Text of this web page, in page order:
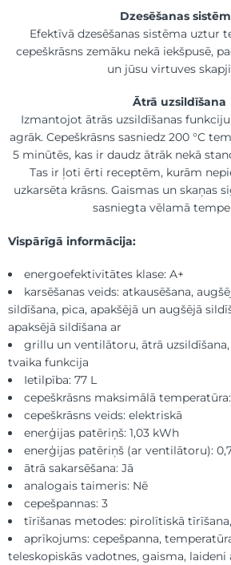
Dzesēšanas
Efektīvā dzesēšanas sistēma uztur
cepeškrāsns zemāku nekā iekšpusē,
un jūsu virtuves
Ātrā uzsildīšana
Izmantojot ātrās uzsildīšanas
agrāk. Cepeškrāsns sasniedz 200 °C
5 minūtēs, kas ir daudz ātrāk nekā
Tas ir ļoti ērti receptēm, kurām
uzkarsēta krāsns. Gaismas un skaņas
sasniegta vēlamā
Vispārīgā informācija:
energoefektivitātes klase: A+
karsēšanas veids: atkausēšana,
sildīšana, pica, apakšējā un augšējā
apaksējā sildīšana ar
grillu un ventilātoru, ātrā
tvaika funkcija
Ietilpība: 77 L
cepeškrāsns maksimālā temperatūra:
cepeškrāsns veids: elektriskā
enerģijas patēriņš: 1,03 kWh
enerģijas patēriņš (ar ventilātoru):
ātrā sakarsēšana: Jā
analogais taimeris: Nē
cepešpannas: 3
tīrīšanas metodes: pirolītiskā
aprīkojums: cepešpanna,
teleskopiskās vadotnes, gaisma, laideni